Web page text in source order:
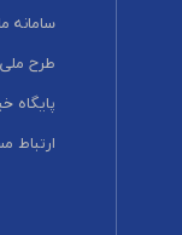
سامانه
طرح
پایگاه
ارتباط